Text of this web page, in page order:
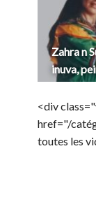
Zahra n
inuva,
<div
href="/
toutes les